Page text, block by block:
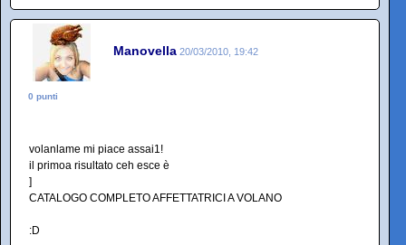
Manovella 20/03/2010, 19:42
0 punti
volanlame mi piace assai1!
il primoa risultato ceh esce è
]
CATALOGO COMPLETO AFFETTATRICI A VOLANO
:D